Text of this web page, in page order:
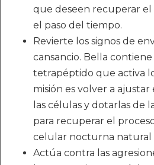
que deseen recuperar
el paso del tiempo.
Revierte los signos de
cansancio. Bella
tetrapéptido que activa
misión es volver a
las células y dotarlas de
para recuperar el
celular nocturna natural
Actúa contra las